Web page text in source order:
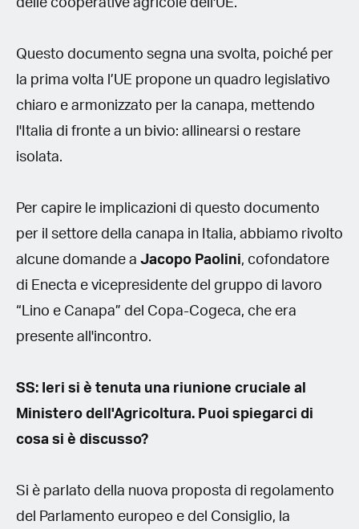
delle cooperative agricole dell'UE.
Questo documento segna una svolta, poiché per
la prima volta l’UE propone un quadro legislativo
chiaro e armonizzato per la canapa, mettendo
l'Italia di fronte a un bivio: allinearsi o restare
isolata.
Per capire le implicazioni di questo documento
per il settore della canapa in Italia, abbiamo rivolto
alcune domande a Jacopo Paolini, cofondatore
di Enecta e vicepresidente del gruppo di lavoro
“Lino e Canapa” del Copa-Cogeca, che era
presente all'incontro.
SS: Ieri si è tenuta una riunione cruciale al
Ministero dell'Agricoltura. Puoi spiegarci di
cosa si è discusso?
Si è parlato della nuova proposta di regolamento
del Parlamento europeo e del Consiglio, la